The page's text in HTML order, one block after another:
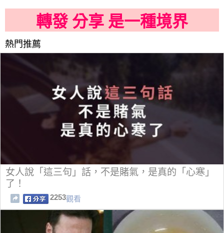
轉發 分享 是一種境界
熱門推薦
女人說「這三句」話，不是賭氣，是真的「心寒」
了！
2253觀看